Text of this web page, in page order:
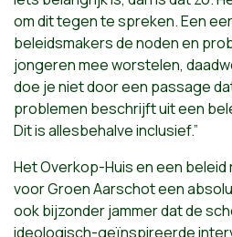
om dit tegen te spreken. Een
beleidsmakers de noden en
jongeren mee worstelen,
doe je niet door een passage
problemen beschrijft uit een
Dit is allesbehalve inclusief.”
Het Overkop-Huis en een
voor Groen Aarschot een
ook bijzonder jammer dat de
ideologisch-geïnspireerde